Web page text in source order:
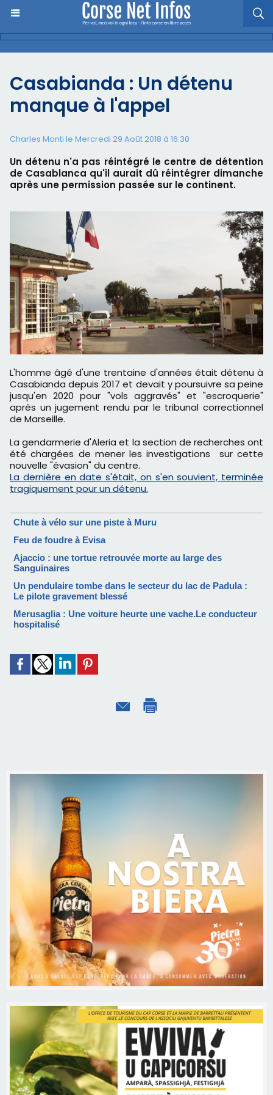
Casabianda : Un détenu
manque à l'appel
Charles Monti le Mercredi 29 Août 2018 à 16:30
Un détenu n'a pas réintégré le centre de détention
de Casablanca qu'il aurait dû réintégrer dimanche
après une permission passée sur le continent.
L'homme âgé d'une trentaine d'années était détenu à
Casabianda depuis 2017 et devait y poursuivre sa peine
jusqu'en 2020 pour "vols aggravés" et "escroquerie"
après un jugement rendu par le tribunal correctionnel
de Marseille.
La gendarmerie d'Aleria et la section de recherches ont
été chargées de mener les investigations sur cette
nouvelle "évasion" du centre.
La dernière en date s'était, on s'en souvient, terminée
tragiquement pour un détenu.
Chute à vélo sur une piste à Muru
Feu de foudre à Evisa
Ajaccio : une tortue retrouvée morte au large des
Sanguinaires
Un pendulaire tombe dans le secteur du lac de Padula :
Le pilote gravement blessé
Merusaglia : Une voiture heurte une vache.Le conducteur
hospitalisé